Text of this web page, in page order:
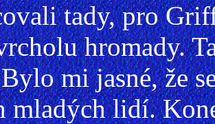
tady, pro
hromady.
mi jasné, že
mladých lidí.